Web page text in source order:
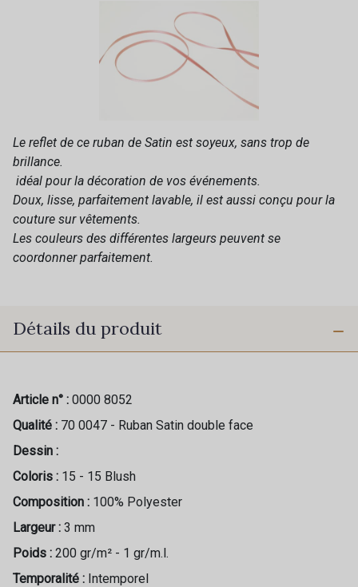
Le reflet de ce ruban de Satin est soyeux, sans trop de
brillance.
idéal pour la décoration de vos événements.
Doux, lisse, parfaitement lavable, il est aussi conçu pour la
couture sur vêtements.
Les couleurs des différentes largeurs peuvent se
coordonner parfaitement.
Détails du produit
Article n° : 0000 8052
Qualité : 70 0047 - Ruban Satin double face
Dessin :
Coloris : 15 - 15 Blush
Composition : 100% Polyester
Largeur : 3 mm
Poids : 200 gr/m² - 1 gr/m.l.
Temporalité : Intemporel